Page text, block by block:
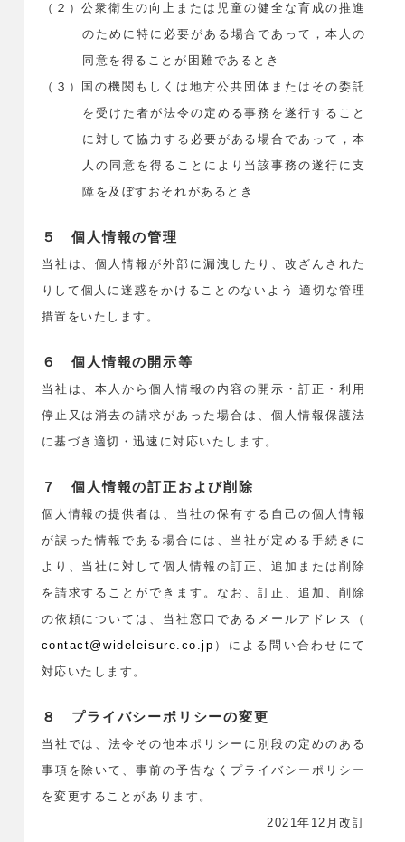
（２）公衆衛生の向上または児童の健全な育成の推進
のために特に必要がある場合であって，本人の
同意を得ることが困難であるとき
（３）国の機関もしくは地方公共団体またはその委託
を受けた者が法令の定める事務を遂行すること
に対して協力する必要がある場合であって，本
人の同意を得ることにより当該事務の遂行に支
障を及ぼすおそれがあるとき
５ 個人情報の管理
当社は、個人情報が外部に漏洩したり、改ざんされた
りして個人に迷惑をかけることのないよう 適切な管理
措置をいたします。
６ 個人情報の開示等
当社は、本人から個人情報の内容の開示・訂正・利用
停止又は消去の請求があった場合は、個人情報保護法
に基づき適切・迅速に対応いたします。
７ 個人情報の訂正および削除
個人情報の提供者は、当社の保有する自己の個人情報
が誤った情報である場合には、当社が定める手続きに
より、当社に対して個人情報の訂正、追加または削除
を請求することができます。なお、訂正、追加、削除
の依頼については、当社窓口であるメールアドレス（
contact@wideleisure.co.jp ）による問い合わせにて
対応いたします。
８ プライバシーポリシーの変更
当社では、法令その他本ポリシーに別段の定めのある
事項を除いて、事前の予告なくプライバシーポリシー
を変更することがあります。
2021年12月改訂